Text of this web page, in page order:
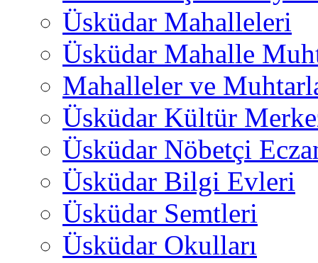
Üsküdar Mahalleleri
Üsküdar Mahalle
Mahalleler ve
Üsküdar Kültür
Üsküdar Nöbetçi
Üsküdar Bilgi Evleri
Üsküdar Semtleri
Üsküdar Okulları